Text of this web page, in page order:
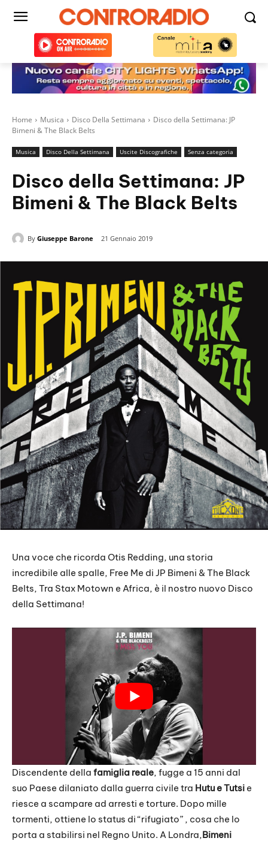
Home Musica Disco Della Settimana
Disco della Settimana: JP
Bimeni & The Black Belts
Musica Disco Della Settimana Uscite Discografiche Senza categoria
Disco della Settimana: JP
Bimeni & The Black Belts
By Giuseppe Barone 21 Gennaio 2019
Una voce che ricorda Otis Redding, una storia
incredibile alle spalle, Free Me di JP Bimeni & The Black
Belts, Tra Stax Motown e Africa, è il nostro nuovo Disco
della Settimana!
Discendente della famiglia reale, fugge a 15 anni dal
suo Paese dilaniato dalla guerra civile tra Hutu e Tutsi e
riesce a scampare ad arresti e torture. Dopo mille
tormenti, ottiene lo status di “rifugiato” , cosa che lo
porta a stabilirsi nel Regno Unito. A Londra,Bimeni